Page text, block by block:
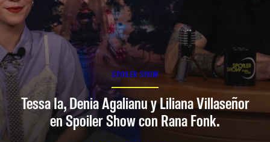
SPOILER SHOW
Tessa Ia, Denia Agalianu y Liliana Villaseñor
en Spoiler Show con Rana Fonk.